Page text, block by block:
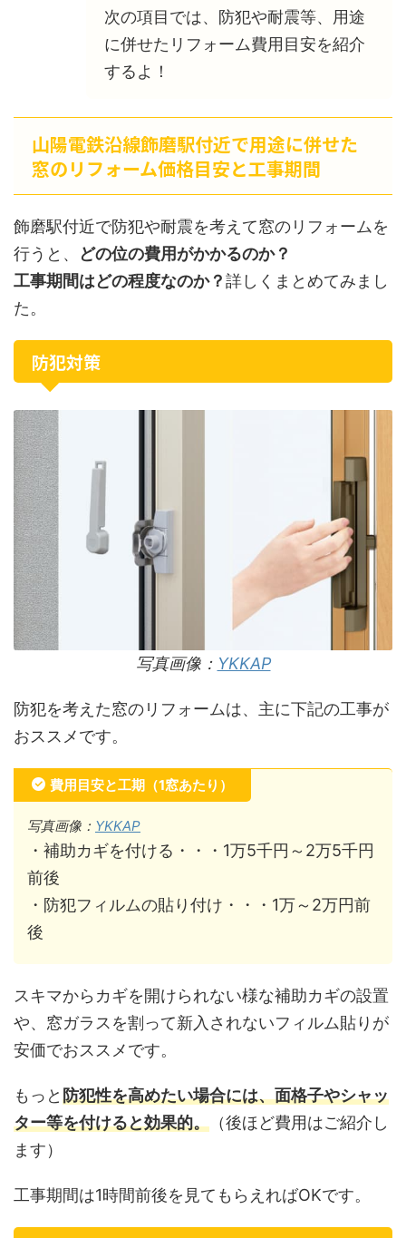
次の項目では、防犯や耐震等、用途
に併せたリフォーム費用目安を紹介
するよ！
山陽電鉄沿線飾磨駅付近で用途に併せた
窓のリフォーム価格目安と工事期間
飾磨駅付近で防犯や耐震を考えて窓のリフォームを
行うと、
どの位の費用がかかるのか？
工事期間はどの程度なのか？詳しくまとめてみまし
た。
防犯対策
写真画像： YKKAP
防犯を考えた窓のリフォームは、主に下記の工事が
おススメです。
費用目安と工期（1窓あたり）
写真画像： YKKAP
・補助カギを付ける・・・1万5千円～2万5千円
前後
・防犯フィルムの貼り付け・・・1万～2万円前
後
スキマからカギを開けられない様な補助カギの設置
や、窓ガラスを割って新入されないフィルム貼りが
安価でおススメです。
もっと防犯性を高めたい場合には、面格子やシャッ
ター等を付けると効果的。 （後ほど費用はご紹介し
ます）
工事期間は1時間前後を見てもらえればOKです。